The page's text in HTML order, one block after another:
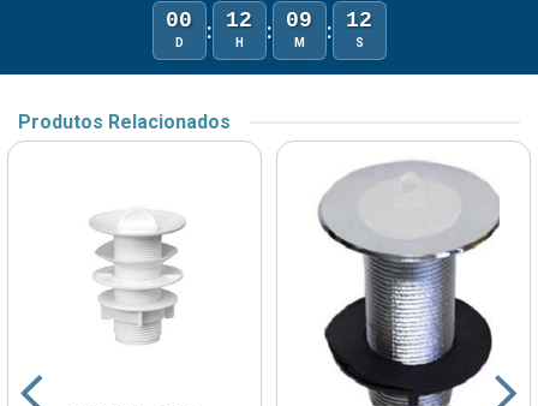
00
D : 12
H : 09
M : 12
S
Produtos Relacionados